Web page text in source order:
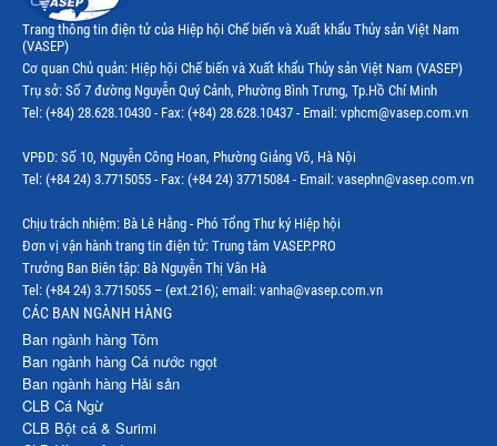
Trang thông tin điện tử của Hiệp hội Chế biến và Xuất khẩu Thủy sản Việt Nam
(VASEP)
Cơ quan Chủ quản: Hiệp hội Chế biến và Xuất khẩu Thủy sản Việt Nam (VASEP)
Trụ sở: Số 7 đường Nguyễn Quý Cảnh, Phường Bình Trưng, Tp.Hồ Chí Minh
Tel: (+84) 28.628.10430 - Fax: (+84) 28.628.10437 - Email: vphcm@vasep.com.vn
VPĐD: Số 10, Nguyễn Công Hoan, Phường Giảng Võ, Hà Nội
Tel: (+84 24) 3.7715055 - Fax: (+84 24) 37715084 - Email: vasephn@vasep.com.vn
Chịu trách nhiệm: Bà Lê Hằng - Phó Tổng Thư ký Hiệp hội
Đơn vị vận hành trang tin điện tử: Trung tâm VASEP.PRO
Trưởng Ban Biên tập: Bà Nguyễn Thị Vân Hà
Tel: (+84 24) 3.7715055 – (ext.216); email: vanha@vasep.com.vn
CÁC BAN NGÀNH HÀNG
Ban ngành hàng Tôm
Ban ngành hàng Cá nước ngọt
Ban ngành hàng Hải sản
CLB Cá Ngừ
CLB Bột cá & Surimi